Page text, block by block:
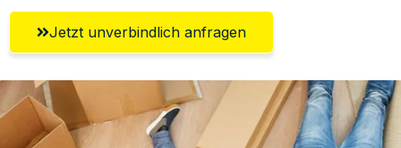
Jetzt unverbindlich anfragen